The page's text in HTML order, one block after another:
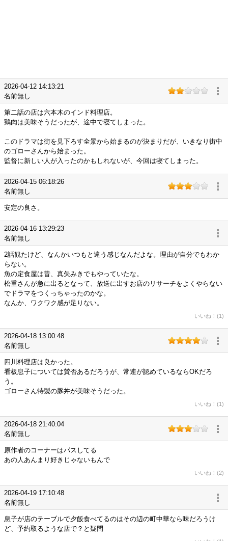
2026-04-12 14:13:21
名前無し
第二話の店は六本木のインド料理店。
鶏肉は美味そうだったが、途中で寝てしまった。
このドラマは街を見下ろす全景から始まるのが決まりだが、いきなり街中
のゴローさんから始まった。
監督に新しい人が入ったのかもしれないが、今回は寝てしまった。
2026-04-15 06:18:26
名前無し
安定の良さ。
2026-04-16 13:29:23
名前無し
2話観たけど、なんかいつもと違う感じなんだよな。理由が自分でもわか
らない。
魚の定食屋は昔、真矢みきでもやっていたな。
松重さんが急に出るとなって、放送に出すお店のリサーチをよくやらない
でドラマをつくっちゃったのかな。
なんか、ワクワク感が足りない。
いいね！(1)
2026-04-18 13:00:48
名前無し
四川料理店は良かった。
看板息子については賛否あるだろうが、常連が認めているならOKだろ
う。
ゴローさん特製の豚丼が美味そうだった。
いいね！(1)
2026-04-18 21:40:04
名前無し
原作者のコーナーはパスしてる
あの人あんまり好きじゃないもんで
いいね！(2)
2026-04-19 17:10:48
名前無し
息子が店のテーブルで夕飯食べてるのはその辺の町中華なら味だろうけ
ど、予約取るような店で？と疑問